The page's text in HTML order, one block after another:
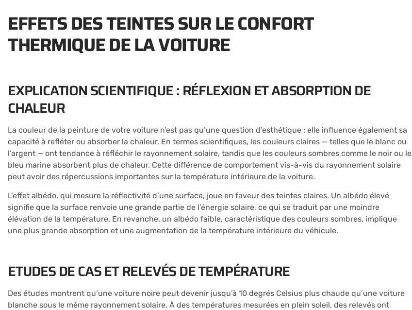
EFFETS DES TEINTES SUR LE CONFORT
THERMIQUE DE LA VOITURE
EXPLICATION SCIENTIFIQUE : RÉFLEXION ET ABSORPTION DE
CHALEUR
La couleur de la peinture de votre voiture n’est pas qu’une question d’esthétique ; elle influence également sa
capacité à refléter ou absorber la chaleur. En termes scientifiques, les couleurs claires — telles que le blanc ou
l’argent — ont tendance à réfléchir le rayonnement solaire, tandis que les couleurs sombres comme le noir ou le
bleu marine absorbent plus de chaleur. Cette différence de comportement vis-à-vis du rayonnement solaire
peut avoir des répercussions importantes sur la température intérieure de la voiture.
L’effet albédo, qui mesure la réflectivité d’une surface, joue en faveur des teintes claires. Un albédo élevé
signifie que la surface renvoie une grande partie de l’énergie solaire, ce qui se traduit par une moindre
élévation de la température. En revanche, un albédo faible, caractéristique des couleurs sombres, implique
une plus grande absorption et une augmentation de la température intérieure du véhicule.
ETUDES DE CAS ET RELEVÉS DE TEMPÉRATURE
Des études montrent qu’une voiture noire peut devenir jusqu’à 10 degrés Celsius plus chaude qu’une voiture
blanche sous le même rayonnement solaire. À des températures mesurées en plein soleil, des relevés ont